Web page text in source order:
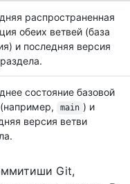
распространенная
обеих ветвей (база
и последняя версия
состояние базовой
main ) и
версия ветви
Git,